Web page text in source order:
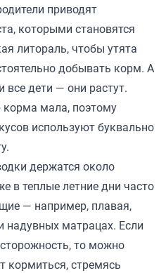
приводят
которыми становятся
литораль, чтобы утята
добывать корм. А
дети — они растут.
корма мала, поэтому
используют буквально
держатся около
в теплые летние дни часто
— например, плавая,
надувных матрацах. Если
то можно
кормиться, стремясь